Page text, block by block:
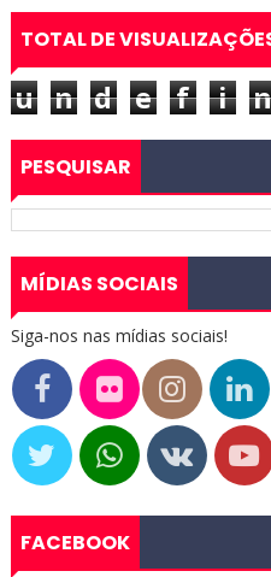
TOTAL DE
u n d e f i n
PESQUISAR
MÍDIAS SOCIAIS
Siga-nos nas mídias sociais!
FACEBOOK